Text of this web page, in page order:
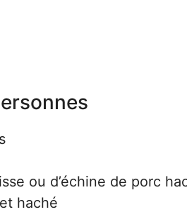
ou d’échine de porc
haché